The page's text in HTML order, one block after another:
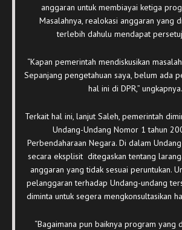
anggaran untuk membiayai ketiga
Masalahnya, realokasi anggaran yang
terlebih dahulu mendapat
“Kapan pemerintah mendiskusikan
Sepanjang pengetahuan saya, belum ada
hal ini di DPR,” ungkapnya.
Terkait hal ini, lanjut Saleh, pemerintah
Undang-Undang Nomor 1 tahun
Perbendaharaan Negara. Di dalam
secara eksplisit ditegaskan tentang
anggaran yang tidak sesuai peruntukan.
pelanggaran terhadap Undang-undang
diminta untuk segera mengkonsultasikan
“Bagaimana pun baiknya program yang